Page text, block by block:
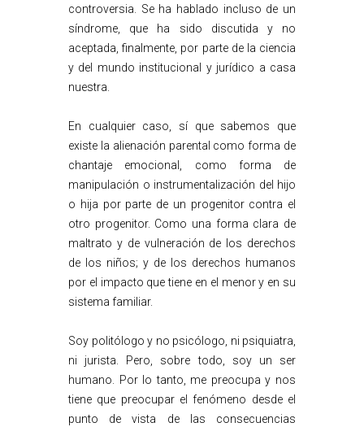
controversia. Se ha hablado incluso de un
síndrome, que ha sido discutida y no
aceptada, finalmente, por parte de la ciencia
y del mundo institucional y jurídico a casa
nuestra.
En cualquier caso, sí que sabemos que
existe la alienación parental como forma de
chantaje emocional, como forma de
manipulación o instrumentalización del hijo
o hija por parte de un progenitor contra el
otro progenitor. Como una forma clara de
maltrato y de vulneración de los derechos
de los niños; y de los derechos humanos
por el impacto que tiene en el menor y en su
sistema familiar.
Soy politólogo y no psicólogo, ni psiquiatra,
ni jurista. Pero, sobre todo, soy un ser
humano. Por lo tanto, me preocupa y nos
tiene que preocupar el fenómeno desde el
punto de vista de las consecuencias